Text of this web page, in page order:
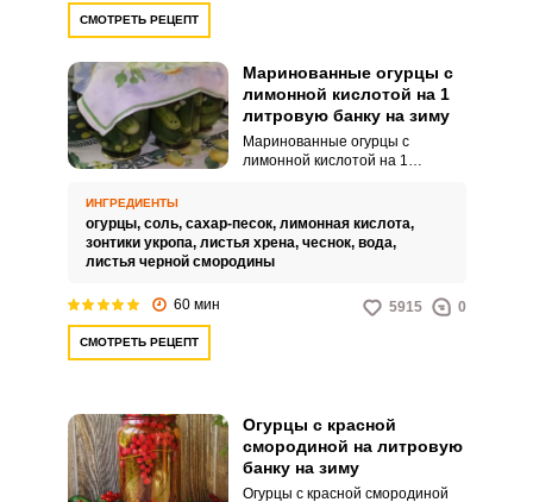
СМОТРЕТЬ РЕЦЕПТ
Маринованные огурцы с
лимонной кислотой на 1
литровую банку на зиму
Маринованные огурцы с
лимонной кислотой на 1
так как лимонка не только
придает приятную кислинку и
хрустящий вкус огурцам, но и
консервантом. В этом рецепте
маринуем огурцы методом
ИНГРЕДИЕНТЫ
огурцы, соль, сахар-песок, лимонная кислота,
зонтики укропа, листья хрена, чеснок, вода,
листья черной смородины
60 мин 5915 0
СМОТРЕТЬ РЕЦЕПТ
Огурцы с красной
смородиной на литровую
банку на зиму
Огурцы с красной смородиной